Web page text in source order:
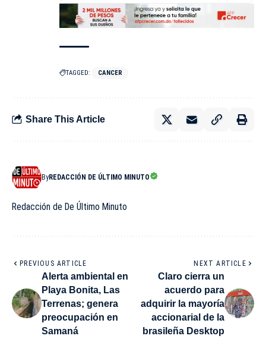
TAGGED: CANCER
Share This Article
ByREDACCIÓN DE ÚLTIMO MINUTO
Redacción de De Último Minuto
PREVIOUS ARTICLE
Alerta ambiental en
Playa Bonita, Las
Terrenas; genera
preocupación en
Samaná
NEXT ARTICLE
Claro cierra un
acuerdo para
adquirir la mayoría
accionarial de la
brasileña Desktop